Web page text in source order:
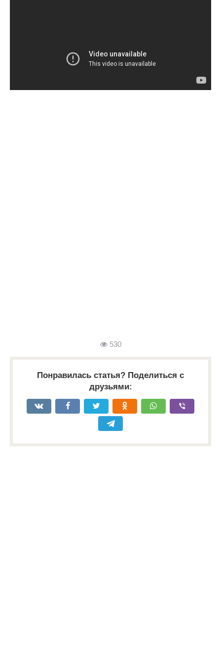
530
Понравилась статья? Поделиться с
друзьями: